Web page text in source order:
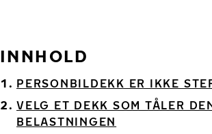
INNHOLD
PERSONBILDEKK ER IKKE
VELG ET DEKK SOM TÅLER
BELASTNINGEN